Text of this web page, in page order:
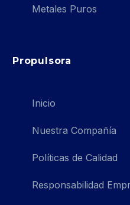
Metales Puros
Propulsora
Inicio
Nuestra Compañía
Políticas de Calidad
Responsabilidad